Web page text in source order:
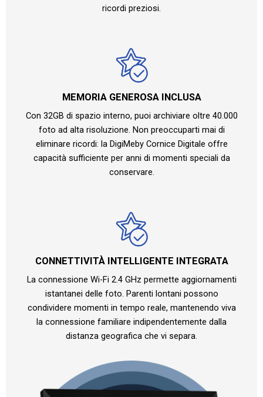
ricordi preziosi.
MEMORIA GENEROSA INCLUSA
Con 32GB di spazio interno, puoi archiviare oltre 40.000
foto ad alta risoluzione. Non preoccuparti mai di
eliminare ricordi: la DigiMeby Cornice Digitale offre
capacità sufficiente per anni di momenti speciali da
conservare.
CONNETTIVITÀ INTELLIGENTE INTEGRATA
La connessione Wi-Fi 2.4 GHz permette aggiornamenti
istantanei delle foto. Parenti lontani possono
condividere momenti in tempo reale, mantenendo viva
la connessione familiare indipendentemente dalla
distanza geografica che vi separa.